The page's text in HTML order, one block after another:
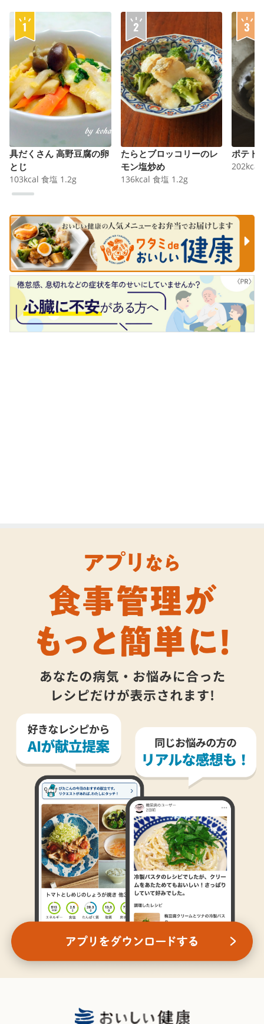
具だくさん 高野豆腐の卵
とじ
103kcal 食塩 1.2g
たらとブロッコリーのレ
モン塩炒め
136kcal 食塩 1.2g
ポテト
202kcal